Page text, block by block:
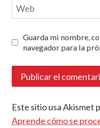
Web
Guarda mi nombre,
navegador para la
Este sitio usa Akismet
Aprende cómo se